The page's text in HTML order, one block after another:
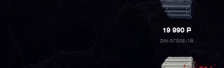
19 990P
DW-5750E-1B